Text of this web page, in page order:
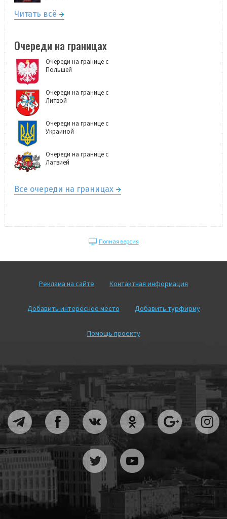
Читать всё
Очереди на границах
Очереди на границе с
Польшей
Очереди на границе с
Литвой
Очереди на границе с
Украиной
Очереди на границе с
Латвией
Все очереди на границах
Полная версия
Реклама на сайте Контактная информация
Добавить интересное место Добавить турфирму
Помощь проекту